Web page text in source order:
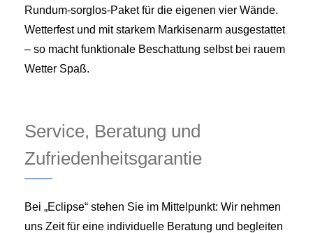
Rundum-sorglos-Paket für die eigenen vier Wände.
Wetterfest und mit starkem Markisenarm ausgestattet
– so macht funktionale Beschattung selbst bei rauem
Wetter Spaß.
Service, Beratung und
Zufriedenheitsgarantie
Bei „Eclipse“ stehen Sie im Mittelpunkt: Wir nehmen
uns Zeit für eine individuelle Beratung und begleiten